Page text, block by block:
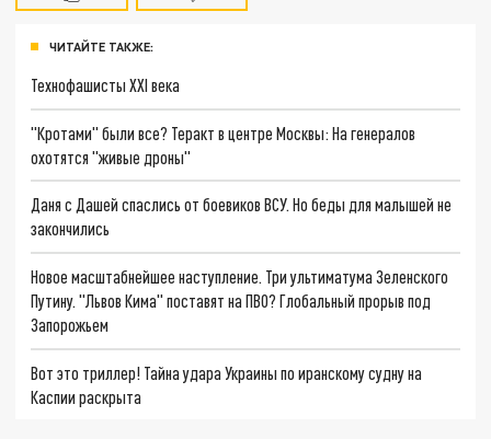
ЧИТАЙТЕ ТАКЖЕ:
Технофашисты XXI века
"Кротами" были все? Теракт в центре Москвы: На генералов
охотятся "живые дроны"
Даня с Дашей спаслись от боевиков ВСУ. Но беды для малышей не
закончились
Новое масштабнейшее наступление. Три ультиматума Зеленского
Путину. "Львов Кима" поставят на ПВО? Глобальный прорыв под
Запорожьем
Вот это триллер! Тайна удара Украины по иранскому судну на
Каспии раскрыта